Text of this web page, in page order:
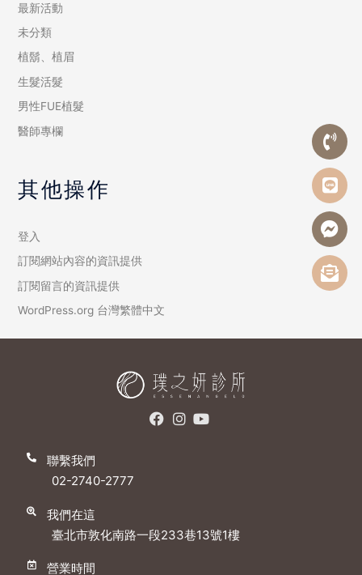
最新活動
未分類
植鬍、植眉
生髮活髮
男性FUE植髮
醫師專欄
其他操作
登入
訂閱網站內容的資訊提供
訂閱留言的資訊提供
WordPress.org 台灣繁體中文
聯繫我們
02-2740-2777
我們在這
臺北市敦化南路一段233巷13號1樓
營業時間